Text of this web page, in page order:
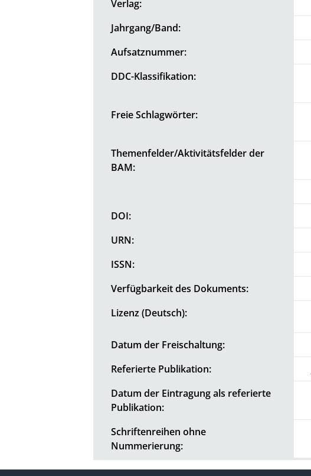
Verlag:
Jahrgang/Band:
Aufsatznummer:
DDC-Klassifikation:
Freie Schlagwörter:
Themenfelder/Aktivitätsfelder der
BAM:
DOI:
URN:
ISSN:
Verfügbarkeit des Dokuments:
Lizenz (Deutsch):
Datum der Freischaltung:
Referierte Publikation:
Datum der Eintragung als referierte
Publikation:
Schriftenreihen ohne
Nummerierung: